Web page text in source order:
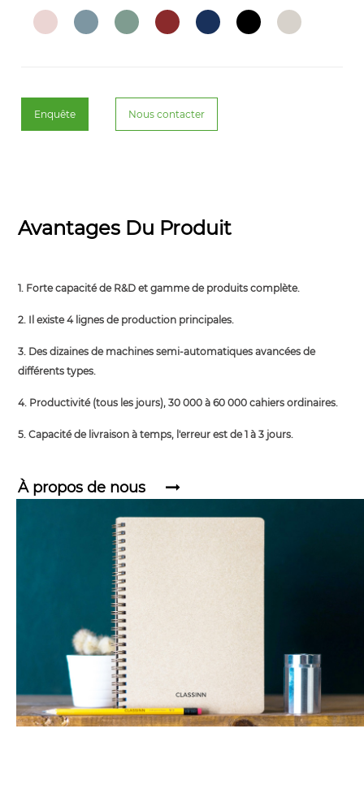
Enquête Nous contacter
Avantages Du Produit
1. Forte capacité de R&D et gamme de produits complète.
2. Il existe 4 lignes de production principales.
3. Des dizaines de machines semi-automatiques avancées de
différents types.
4. Productivité (tous les jours), 30 000 à 60 000 cahiers ordinaires.
5. Capacité de livraison à temps, l'erreur est de 1 à 3 jours.
À propos de nous